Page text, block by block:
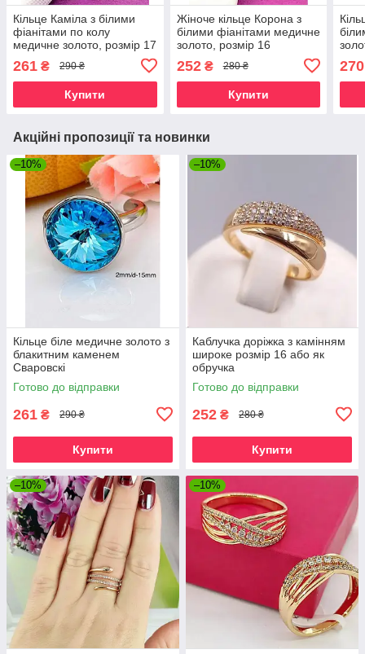
Кільце Каміла з білими
фіанітами по колу
медичне золото, розмір 17
261 ₴ 290 ₴
Купити
Жіноче кільце Корона з
білими фіанітами медичне
золото, розмір 16
252₴ 280 ₴
Купити
270
Акційні пропозиції та новинки
–10%
Кільце біле медичне золото з
блакитним каменем
Сваровскі
Готово до відправки
261 ₴ 290 ₴
Купити
–10%
Каблучка доріжка з камінням
широке розмір 16 або як
обручка
Готово до відправки
252 ₴ 280 ₴
Купити
–10% –10%